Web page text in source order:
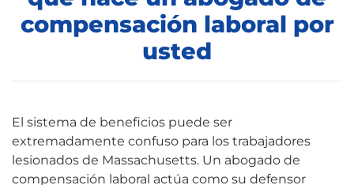
compensación laboral por
usted
El sistema de beneficios puede ser
extremadamente confuso para los trabajadores
lesionados de Massachusetts. Un abogado de
compensación laboral actúa como su defensor